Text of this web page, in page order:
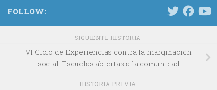
FOLLOW:
SIGUIENTE HISTORIA
VI Ciclo de Experiencias contra la marginación
social. Escuelas abiertas a la comunidad
HISTORIA PREVIA